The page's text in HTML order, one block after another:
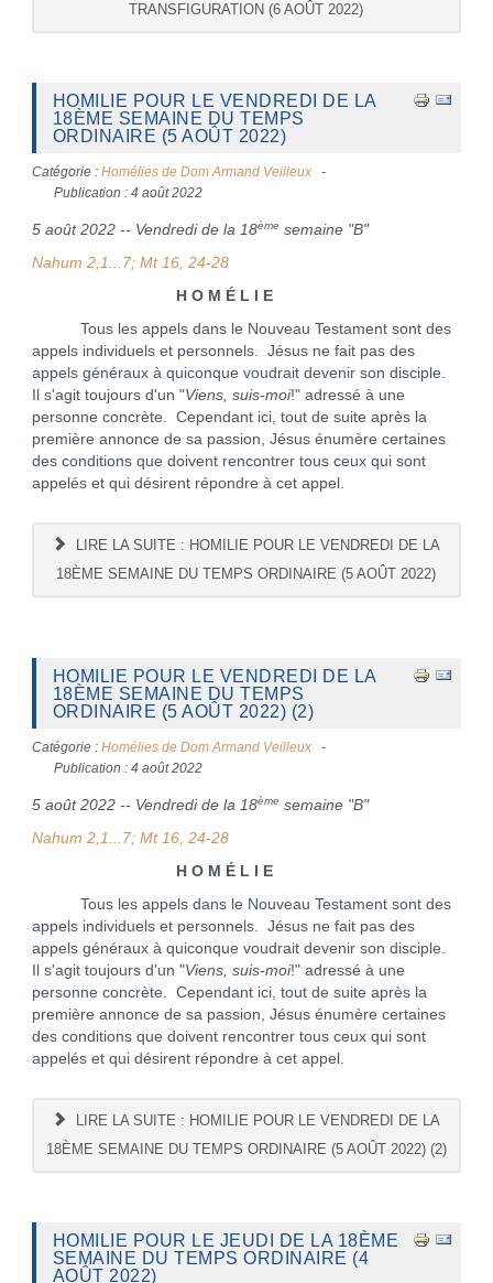
TRANSFIGURATION (6 AOÛT 2022)
HOMILIE POUR LE VENDREDI DE LA
18ÈME SEMAINE DU TEMPS
ORDINAIRE (5 AOÛT 2022)
Catégorie : Homélies de Dom Armand Veilleux
Publication : 4 août 2022
5 août 2022 -- Vendredi de la 18ème semaine "B"
Nahum 2,1...7; Mt 16, 24-28
H O M É L I E
Tous les appels dans le Nouveau Testament sont des
appels individuels et personnels. Jésus ne fait pas des
appels généraux à quiconque voudrait devenir son disciple.
Il s'agit toujours d'un "Viens, suis-moi!" adressé à une
personne concrète. Cependant ici, tout de suite après la
première annonce de sa passion, Jésus énumère certaines
des conditions que doivent rencontrer tous ceux qui sont
appelés et qui désirent répondre à cet appel.
LIRE LA SUITE : HOMILIE POUR LE VENDREDI DE LA
18ÈME SEMAINE DU TEMPS ORDINAIRE (5 AOÛT 2022)
HOMILIE POUR LE VENDREDI DE LA
18ÈME SEMAINE DU TEMPS
ORDINAIRE (5 AOÛT 2022) (2)
Catégorie : Homélies de Dom Armand Veilleux
Publication : 4 août 2022
5 août 2022 -- Vendredi de la 18ème semaine "B"
Nahum 2,1...7; Mt 16, 24-28
H O M É L I E
Tous les appels dans le Nouveau Testament sont des
appels individuels et personnels. Jésus ne fait pas des
appels généraux à quiconque voudrait devenir son disciple.
Il s'agit toujours d'un "Viens, suis-moi!" adressé à une
personne concrète. Cependant ici, tout de suite après la
première annonce de sa passion, Jésus énumère certaines
des conditions que doivent rencontrer tous ceux qui sont
appelés et qui désirent répondre à cet appel.
LIRE LA SUITE : HOMILIE POUR LE VENDREDI DE LA
18ÈME SEMAINE DU TEMPS ORDINAIRE (5 AOÛT 2022) (2)
HOMILIE POUR LE JEUDI DE LA 18ÈME
SEMAINE DU TEMPS ORDINAIRE (4
AOÛT 2022)